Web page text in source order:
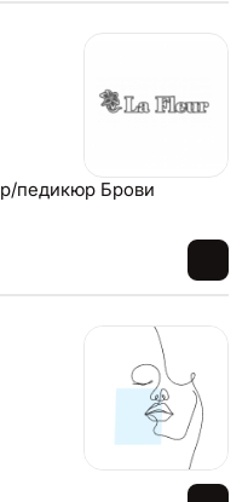
педикюр Брови